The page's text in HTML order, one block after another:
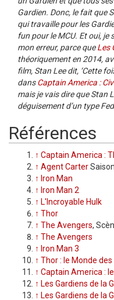
Gardien. Donc, le fait que
qui travaille pour les
fun pour le MCU. Et oui, je
mon erreur, parce queLes
théoriquement en 2014,
film, Stan Lee dit, ‘Cette
dansCaptain America :
mais je vais dire que Stan
déguisement d’un type
Références
↑ Captain America :
↑ Agent Carter
↑ Iron Man
↑ Iron Man 2
↑ L'Incroyable Hulk
↑ Thor
↑ The Avengers,
↑ The Avengers
↑ Iron Man 3
↑ Thor : le Monde
↑ Captain America :
↑ Les Gardiens de la
↑ Les Gardiens de la